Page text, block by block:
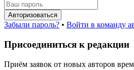
Авторизоваться
Забыли пароль? • Войти в команду
Присоединиться к редакции
Приём заявок от новых авторов